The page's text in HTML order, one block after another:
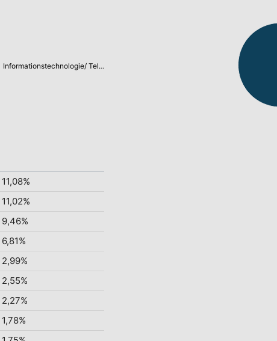
Informationstechnologie/ Telekommunikation: 49,77%
11,08%
11,02%
9,46%
6,81%
2,99%
2,55%
2,27%
1,78%